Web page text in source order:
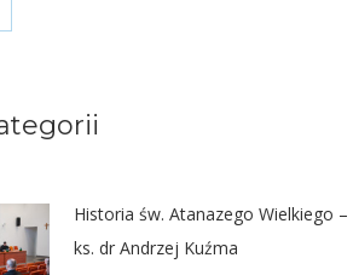
Historia św. Atanazego Wielkiego –
ks. dr Andrzej Kuźma